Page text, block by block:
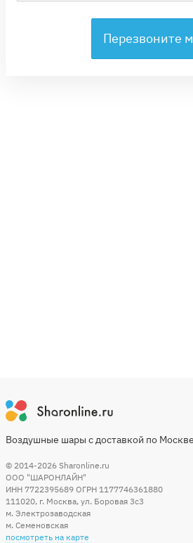
Перезвоните
Воздушные шары с доставкой по
© 2014-2026 Sharonline.ru
ООО "ШАРОНЛАЙН"
ИНН 7722395689 ОГРН 1177746361880
111020, г. Москва, ул. Боровая 3c3
м. Электрозаводская
м. Семеновская
посмотреть на карте